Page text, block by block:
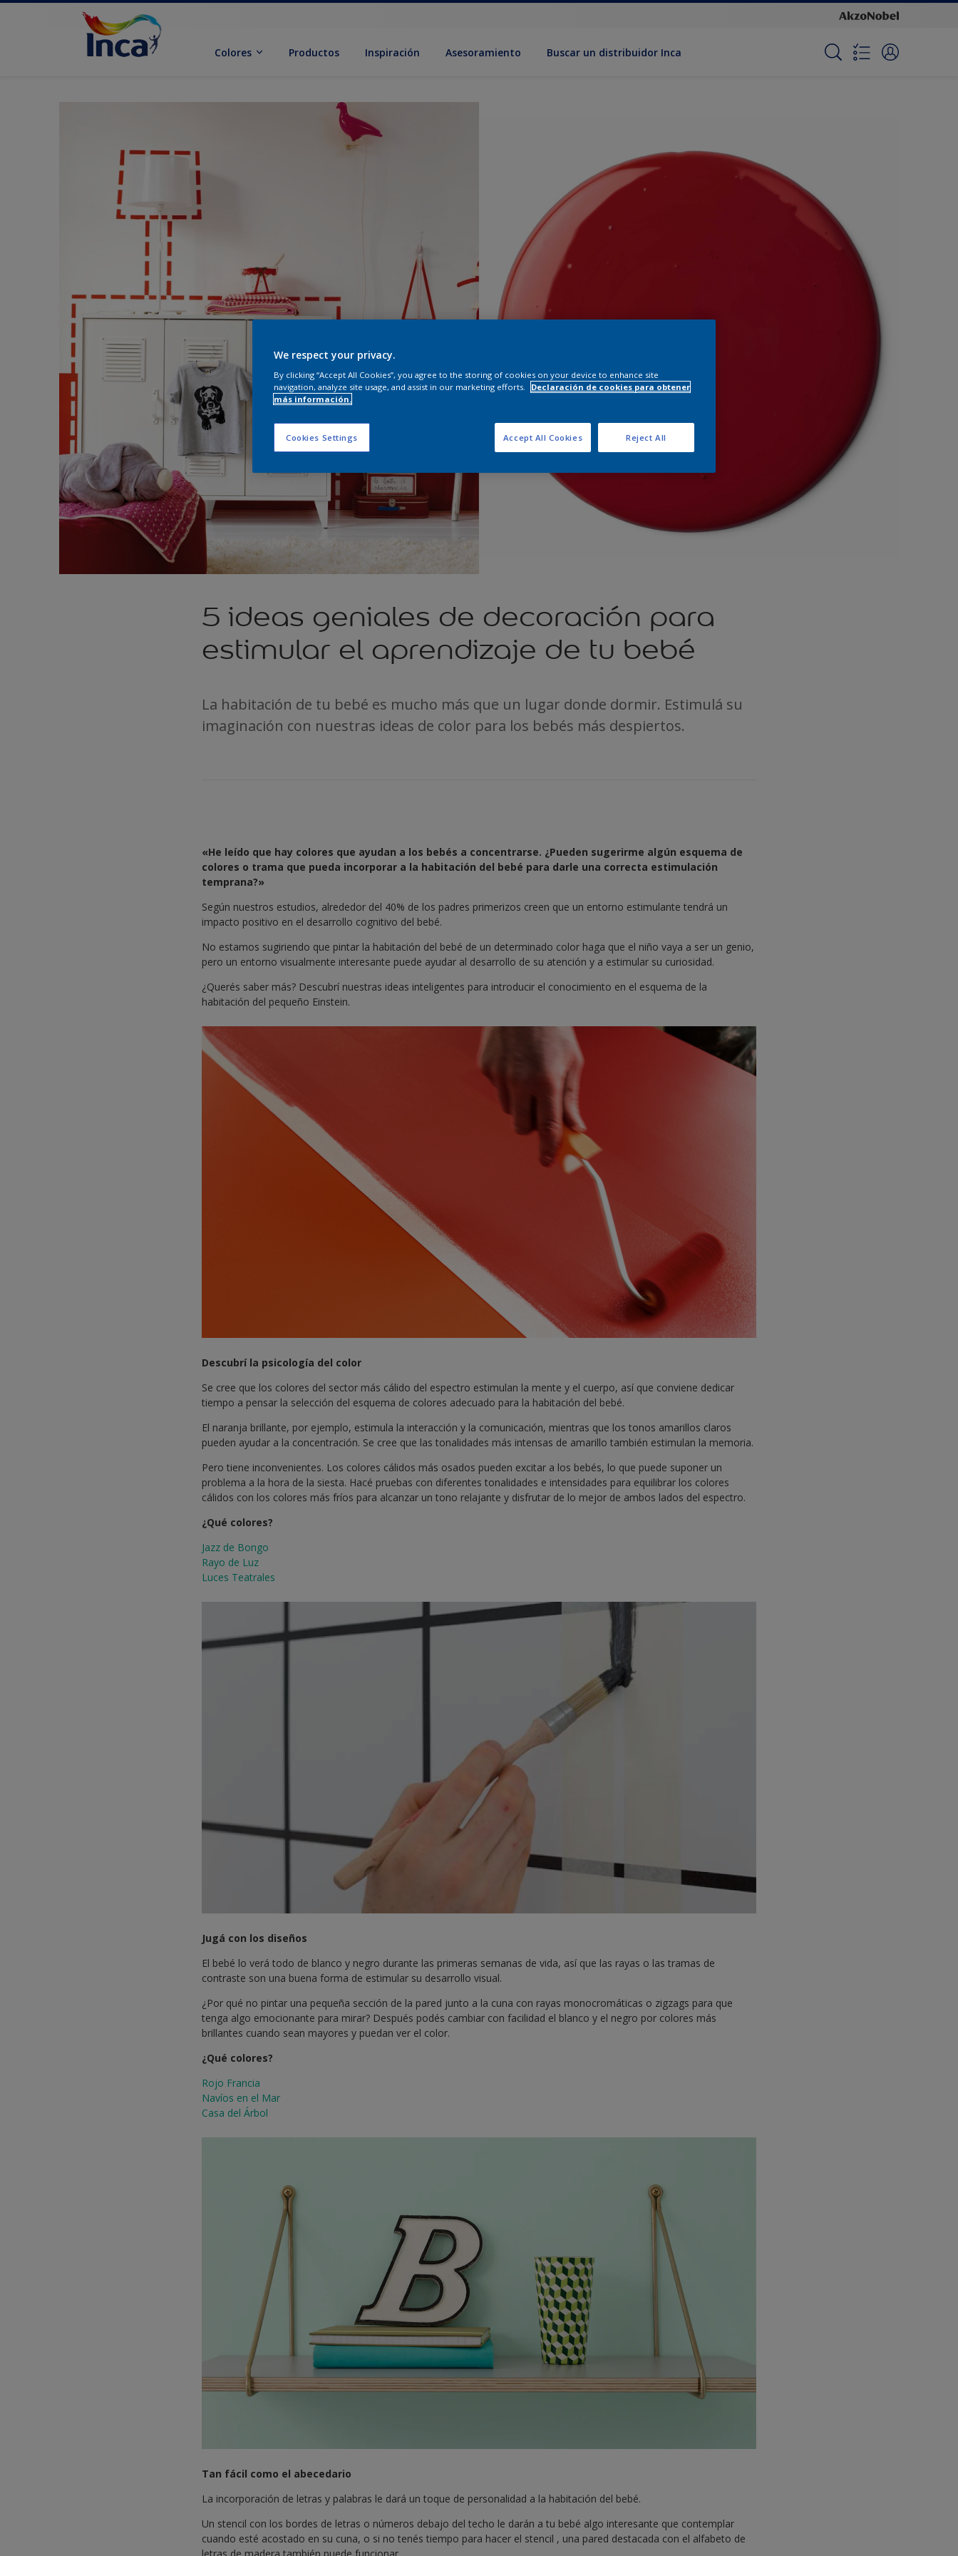
Colores Productos Inspiración Asesoramiento Buscar un distribuidor Inca
5 ideas geniales de decoración para
estimular el aprendizaje de tu bebé
La habitación de tu bebé es mucho más que un lugar donde dormir. Estimulá su
imaginación con nuestras ideas de color para los bebés más despiertos.
«He leído que hay colores que ayudan a los bebés a concentrarse. ¿Pueden sugerirme algún esquema de
colores o trama que pueda incorporar a la habitación del bebé para darle una correcta estimulación
temprana?»
Según nuestros estudios, alrededor del 40% de los padres primerizos creen que un entorno estimulante tendrá un
impacto positivo en el desarrollo cognitivo del bebé.
No estamos sugiriendo que pintar la habitación del bebé de un determinado color haga que el niño vaya a ser un genio,
pero un entorno visualmente interesante puede ayudar al desarrollo de su atención y a estimular su curiosidad.
¿Querés saber más? Descubrí nuestras ideas inteligentes para introducir el conocimiento en el esquema de la
habitación del pequeño Einstein.
Descubrí la psicología del color
Se cree que los colores del sector más cálido del espectro estimulan la mente y el cuerpo, así que conviene dedicar
tiempo a pensar la selección del esquema de colores adecuado para la habitación del bebé.
El naranja brillante, por ejemplo, estimula la interacción y la comunicación, mientras que los tonos amarillos claros
pueden ayudar a la concentración. Se cree que las tonalidades más intensas de amarillo también estimulan la memoria.
Pero tiene inconvenientes. Los colores cálidos más osados pueden excitar a los bebés, lo que puede suponer un
problema a la hora de la siesta. Hacé pruebas con diferentes tonalidades e intensidades para equilibrar los colores
cálidos con los colores más fríos para alcanzar un tono relajante y disfrutar de lo mejor de ambos lados del espectro.
¿Qué colores?
Jazz de Bongo
Rayo de Luz
Luces Teatrales
Jugá con los diseños
El bebé lo verá todo de blanco y negro durante las primeras semanas de vida, así que las rayas o las tramas de
contraste son una buena forma de estimular su desarrollo visual.
¿Por qué no pintar una pequeña sección de la pared junto a la cuna con rayas monocromáticas o zigzags para que
tenga algo emocionante para mirar? Después podés cambiar con facilidad el blanco y el negro por colores más
brillantes cuando sean mayores y puedan ver el color.
¿Qué colores?
Rojo Francia
Navíos en el Mar
Casa del Árbol
Tan fácil como el abecedario
La incorporación de letras y palabras le dará un toque de personalidad a la habitación del bebé.
Un stencil con los bordes de letras o números debajo del techo le darán a tu bebé algo interesante que contemplar
cuando esté acostado en su cuna, o si no tenés tiempo para hacer el stencil , una pared destacada con el alfabeto de
We respect your privacy.
By clicking “Accept All Cookies”, you agree to the storing of cookies on your device to enhance site
navigation, analyze site usage, and assist in our marketing efforts.
Declaración de cookies para obtener
más información.
Cookies Settings Reject All
Accept All Cookies